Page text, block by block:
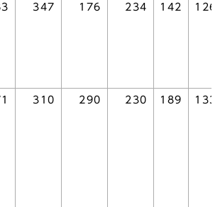
347 176 234 142 126
310 290 230 189 133